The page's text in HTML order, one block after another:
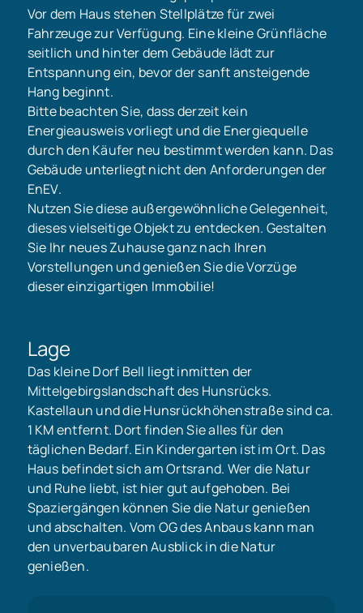
Vor dem Haus stehen Stellplätze für zwei
Fahrzeuge zur Verfügung. Eine kleine Grünfläche
seitlich und hinter dem Gebäude lädt zur
Entspannung ein, bevor der sanft ansteigende
Hang beginnt.
Bitte beachten Sie, dass derzeit kein
Energieausweis vorliegt und die Energiequelle
durch den Käufer neu bestimmt werden kann. Das
Gebäude unterliegt nicht den Anforderungen der
EnEV.
Nutzen Sie diese außergewöhnliche Gelegenheit,
dieses vielseitige Objekt zu entdecken. Gestalten
Sie Ihr neues Zuhause ganz nach Ihren
Vorstellungen und genießen Sie die Vorzüge
dieser einzigartigen Immobilie!
Lage
Das kleine Dorf Bell liegt inmitten der
Mittelgebirgslandschaft des Hunsrücks.
Kastellaun und die Hunsrückhöhenstraße sind ca.
1 KM entfernt. Dort finden Sie alles für den
täglichen Bedarf. Ein Kindergarten ist im Ort. Das
Haus befindet sich am Ortsrand. Wer die Natur
und Ruhe liebt, ist hier gut aufgehoben. Bei
Spaziergängen können Sie die Natur genießen
und abschalten. Vom OG des Anbaus kann man
den unverbaubaren Ausblick in die Natur
genießen.